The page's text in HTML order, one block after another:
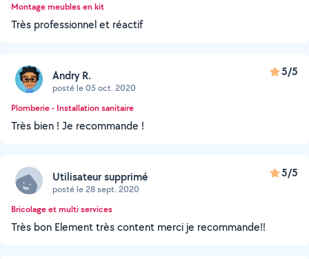
Montage meubles en kit
Très professionnel et réactif
Andry R.
posté le 05 oct. 2020
5/5
Plomberie - Installation sanitaire
Très bien ! Je recommande !
Utilisateur supprimé
posté le 28 sept. 2020
5/5
Bricolage et multi services
Très bon Element très content merci je recommande!!